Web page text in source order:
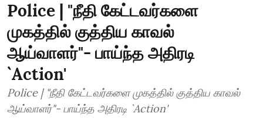
Police | "நீதி கேட்டவர்களை
முகத்தில் குத்திய காவல்
ஆய்வாளர்"- பாய்ந்த அதிரடி
`Action'
Police | "நீதி கேட்டவர்களை முகத்தில் குத்திய காவல்
ஆய்வாளர்"- பாய்ந்த அதிரடி `Action'